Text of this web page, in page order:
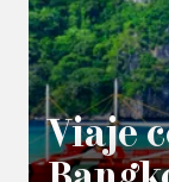
Viaje